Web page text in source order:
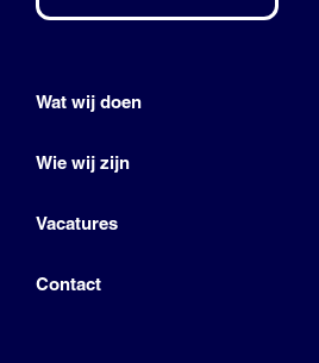
Wat wij doen
Wie wij zijn
Vacatures
Contact